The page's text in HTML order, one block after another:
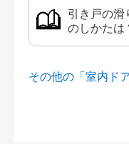
引き戸の滑
のしかたは
その他の「室内ド